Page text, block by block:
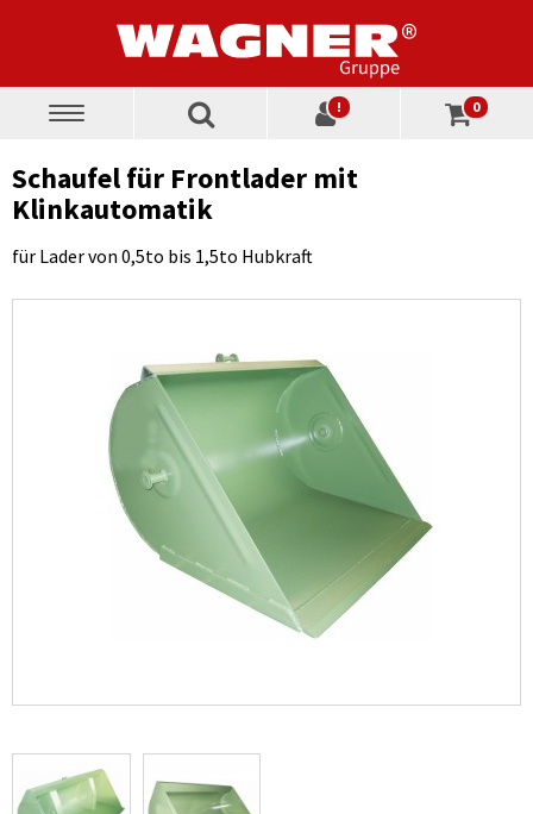
Toggle
! 0
Schaufel für Frontlader mit
Klinkautomatik
für Lader von 0,5to bis 1,5to Hubkraft